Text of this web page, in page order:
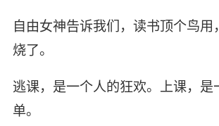
自由女神告诉我们，读书顶个鸟用
烧了。
逃课，是一个人的狂欢。上课，是
单。